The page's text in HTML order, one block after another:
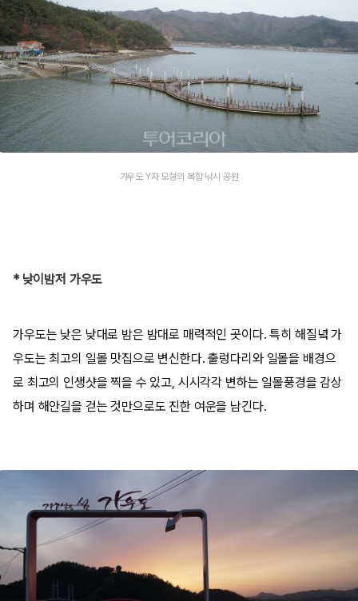
가우도 Y자 모형의 복합 낚시 공원
* 낮이밤저 가우도
가우도는 낮은 낮대로 밤은 밤대로 매력적인 곳이다. 특히 해질녘 가
우도는 최고의 일몰 맛집으로 변신한다. 출렁다리와 일몰을 배경으
로 최고의 인생샷을 찍을 수 있고, 시시각각 변하는 일몰풍경을 감상
하며 해안길을 걷는 것만으로도 진한 여운을 남긴다.